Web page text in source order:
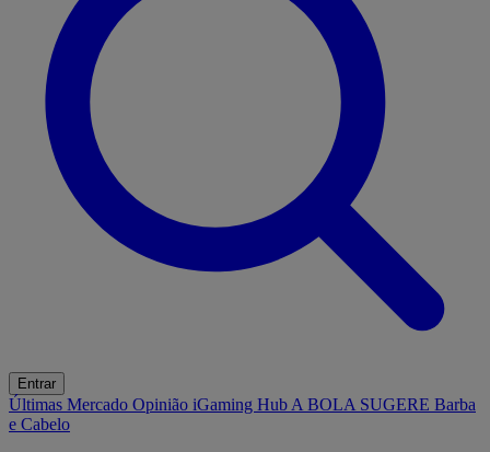
Entrar
Últimas Mercado Opinião iGaming Hub A BOLA SUGERE Barba
e Cabelo